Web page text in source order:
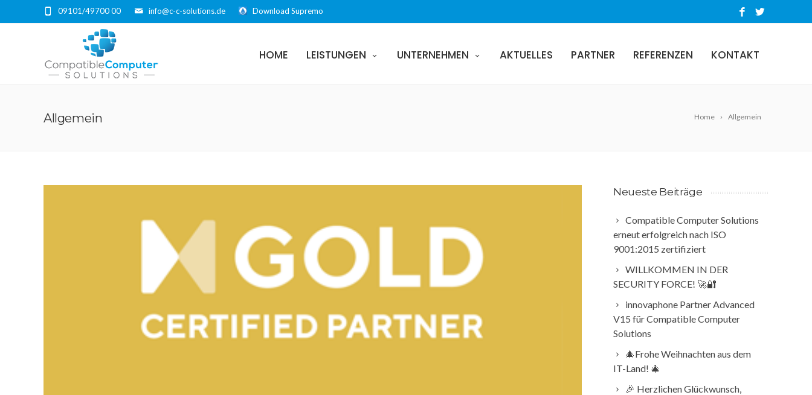
Download Supremo
info@c-c-solutions.de
09101/49700 00
HOME LEISTUNGEN UNTERNEHMEN AKTUELLES PARTNER REFERENZEN KONTAKT
Home Allgemein
Allgemein
Neueste Beiträge
Compatible Computer Solutions
erneut erfolgreich nach ISO
9001:2015 zertifiziert
WILLKOMMEN IN DER
SECURITY FORCE! 🚀🔐
innovaphone Partner Advanced
V15 für Compatible Computer
Solutions
🎄Frohe Weihnachten aus dem
IT-Land! 🎄
🎉 Herzlichen Glückwunsch,